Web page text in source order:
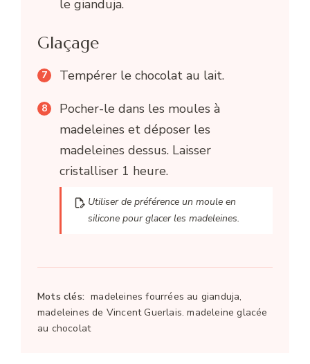
le gianduja.
Glaçage
Tempérer le chocolat au lait.
Pocher-le dans les moules à
madeleines et déposer les
madeleines dessus. Laisser
cristalliser 1 heure.
Utiliser de préférence un moule en
silicone pour glacer les madeleines.
Mots clés: madeleines fourrées au gianduja,
madeleines de Vincent Guerlais. madeleine glacée
au chocolat